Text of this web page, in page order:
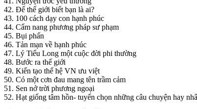
42. Để thế giới biết bạn là ai?
43. 100 cách dạy con hạnh phúc
44. Cẩm nang phương pháp sư phạm
45. Bụi phấn
46. Tản mạn về hạnh phúc
47. Lý Tiểu Long một cuộc đời phi thường
48. Bước ra thế giới
49. Kiến tạo thế hệ VN ưu việt
50. Có một cơn đau mang tên trầm cảm
51. Sen nở trời phương ngoại
52. Hạt giống tâm hồn- tuyển chọn những câu chuyện hay